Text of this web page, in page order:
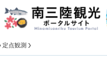
定点観測